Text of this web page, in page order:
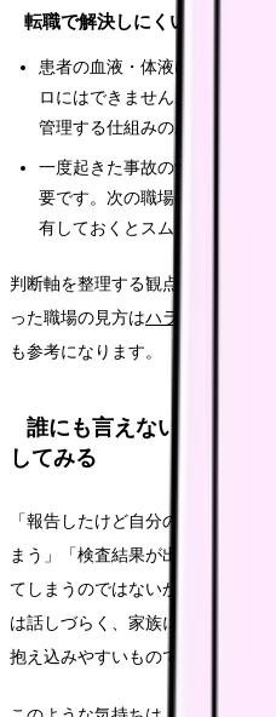
転職で解決しにくいこと
患者の血液・体液に触れる業
ロにはできません。リスクを
管理する仕組みのある職場を
一度起きた事故の労災手続き
要です。次の職場へは、経過
有しておくとスムーズです。
判断軸を整理する観点として、ハ
った職場の見方はハラスメントか
も参考になります。
誰にも言えない事故の動
してみる
「報告したけど自分のミスで誰か
まう」「検査結果が出るまで不安
てしまうのではないかと怖い」。
は話しづらく、家族に言うと心配
抱え込みやすいものです。